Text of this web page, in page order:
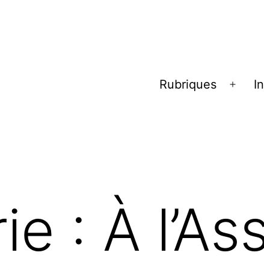
Rubriques
: À